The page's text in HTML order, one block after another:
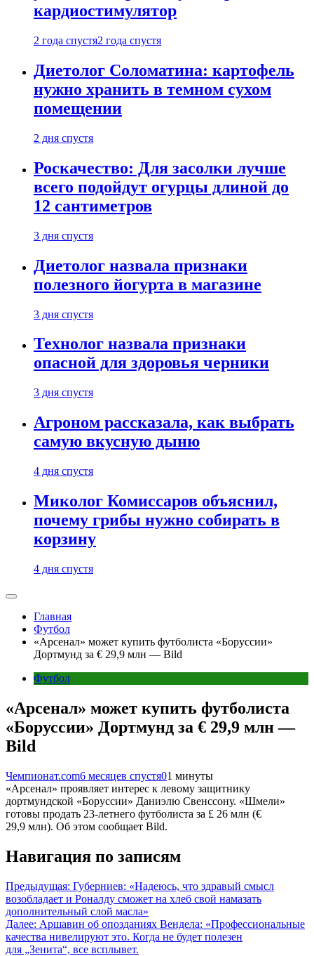
кардиостимулятор
2 года спустя2 года спустя
Диетолог Соломатина: картофель
нужно хранить в темном сухом
помещении
2 дня спустя
Роскачество: Для засолки лучше
всего подойдут огурцы длиной до
12 сантиметров
3 дня спустя
Диетолог назвала признаки
полезного йогурта в магазине
3 дня спустя
Технолог назвала признаки
опасной для здоровья черники
3 дня спустя
Агроном рассказала, как выбрать
самую вкусную дыню
4 дня спустя
Миколог Комиссаров объяснил,
почему грибы нужно собирать в
корзину
4 дня спустя
Главная
Футбол
«Арсенал» может купить футболиста «Боруссии»
Дортмунд за € 29,9 млн — Bild
Футбол
«Арсенал» может купить футболиста
«Боруссии» Дортмунд за € 29,9 млн —
Bild
Чемпионат.com6 месяцев спустя01 минуты
«Арсенал» проявляет интерес к левому защитнику
дортмундской «Боруссии» Даниэлю Свенссону. «Шмели»
готовы продать 23-летнего футболиста за £ 26 млн (€
29,9 млн). Об этом сообщает Bild.
Навигация по записям
Предыдущая: Губерниев: «Надеюсь, что здравый смысл
возобладает и Роналду сможет на хлеб свой намазать
дополнительный слой масла»
Далее: Аршавин об опозданиях Вендела: «Профессиональные
качества нивелируют это. Когда не будет полезен
для „Зенита“, все всплывет.